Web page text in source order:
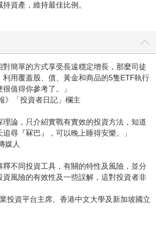
資產，維持最佳比例。
對簡單的方式享受長遠穩定增長，那麼司徒
利用覆蓋股、債、黃金和商品的5隻ETF執行
很值得你參考了。」
「投資者日記」欄主
理論，只介紹實戰有實效的投資方法，知道
尋『冧巴』，可以晚上睡得安樂。」
人
釋不同投資工具，有關的特性及風險，並分
資風險的有效性及一些誤解，這對投資者非
資平台主席、香港中文大學及新加坡國立